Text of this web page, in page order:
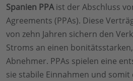
Spanien PPAist der Abschluss
Agreements (PPAs). Diese
von zehn Jahren sichern den
Stroms an einen
Abnehmer. PPAs spielen eine
sie stabile Einnahmen und somit